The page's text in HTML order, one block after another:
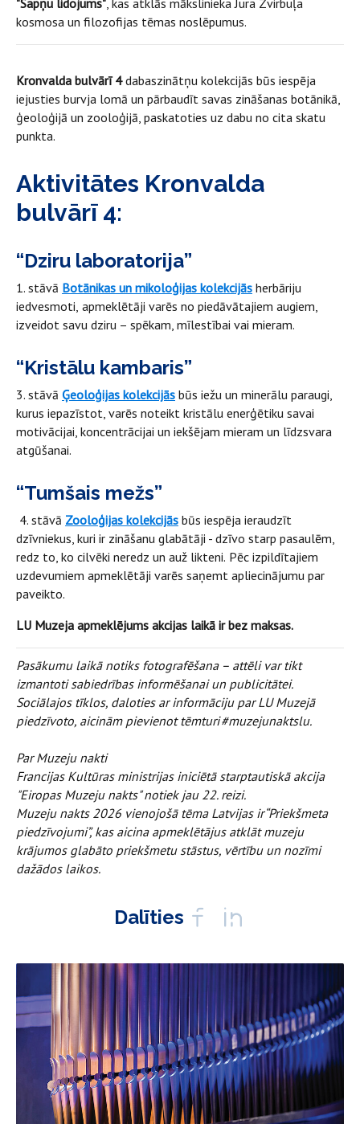
kosmosa un filozofijas tēmas noslēpumus.
Kronvalda bulvārī 4dabaszinātņu kolekcijās būs iespēja
iejusties burvja lomā un pārbaudīt savas zināšanas botānikā,
ģeoloģijā un zooloģijā, paskatoties uz dabu no cita skatu
punkta.
Aktivitātes Kronvalda
bulvārī 4:
“Dziru laboratorija”
1. stāvā Botānikas un mikoloģijas kolekcijās herbāriju
iedvesmoti, apmeklētāji varēs no piedāvātajiem augiem,
izveidot savu dziru – spēkam, mīlestībai vai mieram.
“Kristālu kambaris”
3. stāvā Ģeoloģijas kolekcijās būs iežu un minerālu paraugi,
kurus iepazīstot, varēs noteikt kristālu enerģētiku savai
motivācijai, koncentrācijai un iekšējam mieram un līdzsvara
atgūšanai.
“Tumšais mežs”
4. stāvā Zooloģijas kolekcijās būs iespēja ieraudzīt
dzīvniekus, kuri ir zināšanu glabātāji - dzīvo starp pasaulēm,
redz to, ko cilvēki neredz un auž likteni. Pēc izpildītajiem
uzdevumiem apmeklētāji varēs saņemt apliecinājumu par
paveikto.
LU Muzeja apmeklējums akcijas laikā ir bez maksas.
Pasākumu laikā notiks fotografēšana – attēli var tikt
izmantoti sabiedrības informēšanai un publicitātei.
Sociālajos tīklos, daloties ar informāciju par LU Muzejā
piedzīvoto, aicinām pievienot tēmturi#muzejunaktslu.
Par Muzeju nakti
Francijas Kultūras ministrijas iniciētā starptautiskā akcija
"Eiropas Muzeju nakts" notiek jau 22. reizi.
Muzeju nakts 2026 vienojošā tēma Latvijas ir “Priekšmeta
piedzīvojumi”, kas aicina apmeklētājus atklāt muzeju
krājumos glabāto priekšmetu stāstus, vērtību un nozīmi
dažādos laikos.
Dalīties